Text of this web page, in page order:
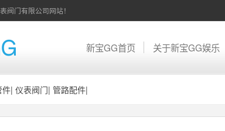
阀门有限公司网站！
新宝GG首页 关于新宝GG娱乐
件| 仪表阀门| 管路配件|